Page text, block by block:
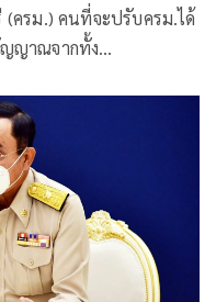
ครม.) คนที่จะปรับครม.ได้
ญาณจากทั้ง
ปฏิบัติหน้าที่รักษา